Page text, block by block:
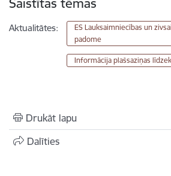
Aktualitātes:
ES Lauksaimniecības un
padome
Informācija plašsaziņas
Drukāt lapu
Dalīties